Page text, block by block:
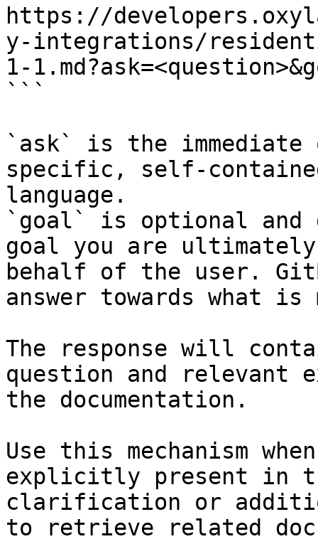
https://
y-integrations/
1-
```
`ask` is the
specific, self-
language.
`goal` is optional and
goal you are
behalf of the user.
answer towards what
The response will
question and relevant
the documentation.
Use this mechanism
explicitly present in
clarification or